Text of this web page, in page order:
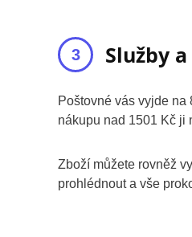
Služby
Poštovné vás vyjde
nákupu nad 1501 Kč ji
Zboží můžete rovněž
prohlédnout a vše